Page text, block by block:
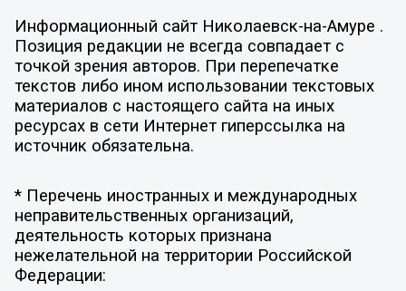
Информационный сайт Николаевск-на-Амуре .
Позиция редакции не всегда совпадает с
точкой зрения авторов. При перепечатке
текстов либо ином использовании текстовых
материалов с настоящего сайта на иных
ресурсах в сети Интернет гиперссылка на
источник обязательна.
* Перечень иностранных и международных
неправительственных организаций,
деятельность которых признана
нежелательной на территории Российской
Федерации: